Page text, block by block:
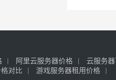
阿里云服务器价格 云服务
对比
游戏服务器租用价格